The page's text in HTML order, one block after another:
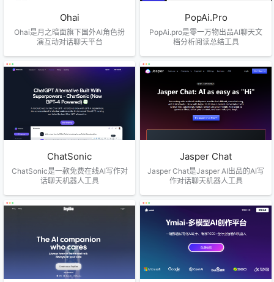
Ohai
Ohai是月之暗面旗下国外AI角色扮
演互动对话聊天平台
PopAi.Pro
PopAi.pro是零一万物出品AI聊天文
档分析阅读总结工具
ChatSonic
ChatSonic是一款免费在线AI写作对
话聊天机器人工具
Jasper Chat
Jasper Chat是Jasper AI出品的AI写
作对话聊天机器人工具